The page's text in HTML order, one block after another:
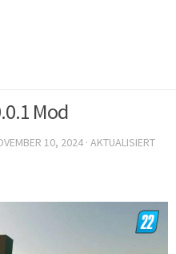
Mod
10, 2024 · AKTUALISIERT